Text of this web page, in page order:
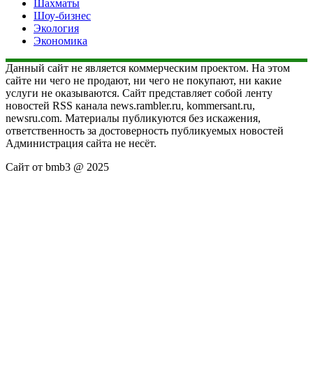
Шахматы
Шоу-бизнес
Экология
Экономика
Данный сайт не является коммерческим проектом. На этом
сайте ни чего не продают, ни чего не покупают, ни какие
услуги не оказываются. Сайт представляет собой ленту
новостей RSS канала news.rambler.ru, kommersant.ru,
newsru.com. Материалы публикуются без искажения,
ответственность за достоверность публикуемых новостей
Администрация сайта не несёт.
Сайт от bmb3 @ 2025